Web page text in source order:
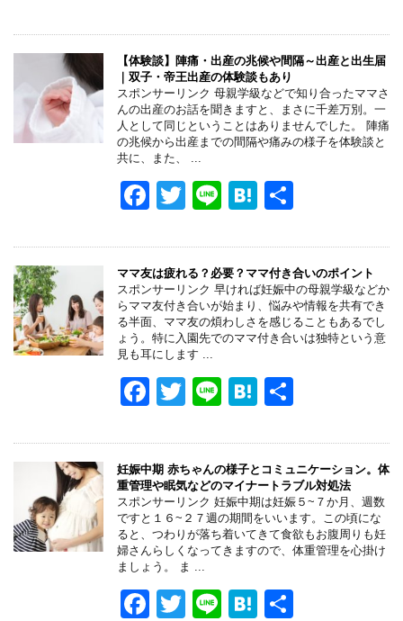
c
e
b
o
o
k
tt
er
e
e
n
a
【体験談】陣痛・出産の兆候や間隔～出産と出生届
｜双子・帝王出産の体験談もあり
スポンサーリンク 母親学級などで知り合ったママさ
んの出産のお話を聞きますと、まさに千差万別。一
人として同じということはありませんでした。 陣痛
の兆候から出産までの間隔や痛みの様子を体験談と
共に、また、 ...
F
c
e
b
o
o
k
T
tt
er
Li
e
H
e
n
a
ママ友は疲れる？必要？ママ付き合いのポイント
スポンサーリンク 早ければ妊娠中の母親学級などか
らママ友付き合いが始まり、悩みや情報を共有でき
る半面、ママ友の煩わしさを感じることもあるでし
ょう。特に入園先でのママ付き合いは独特という意
見も耳にします ...
F
c
e
b
o
o
k
T
tt
er
Li
e
H
e
n
a
妊娠中期 赤ちゃんの様子とコミュニケーション。体
重管理や眠気などのマイナートラブル対処法
スポンサーリンク 妊娠中期は妊娠５~７か月、週数
ですと１６~２７週の期間をいいます。この頃にな
ると、つわりが落ち着いてきて食欲もお腹周りも妊
婦さんらしくなってきますので、体重管理を心掛け
ましょう。 ま ...
F
T
Li
H